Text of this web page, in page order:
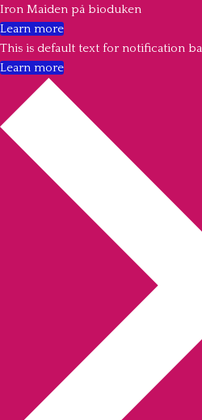
Iron Maiden på bioduken
Learn more
This is default text for notification
Learn more